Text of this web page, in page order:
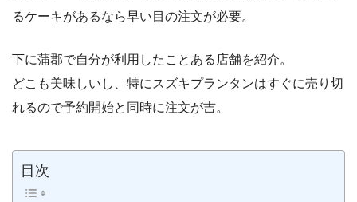
るケーキがあるなら早い目の注文が必要。
下に蒲郡で自分が利用したことある店舗を紹介。
どこも美味しいし、特にスズキプランタンはすぐに売り切
れるので予約開始と同時に注文が吉。
目次